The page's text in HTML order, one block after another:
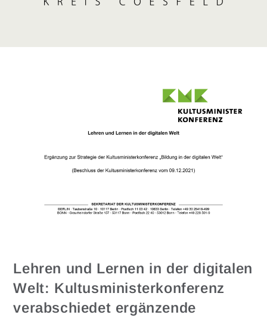
Lehren und Lernen in der digitalen
Welt: Kultusministerkonferenz
verabschiedet ergänzende